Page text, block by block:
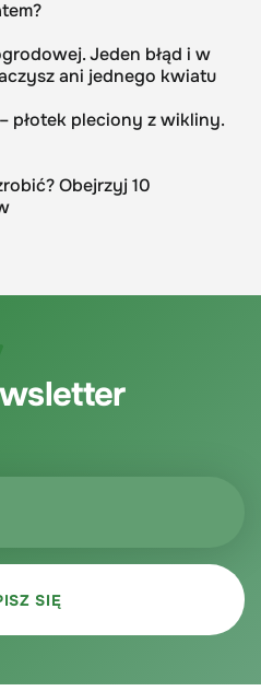
Jeden błąd i w
ani jednego kwiatu
płotek pleciony z wikliny.
Obejrzyj 10